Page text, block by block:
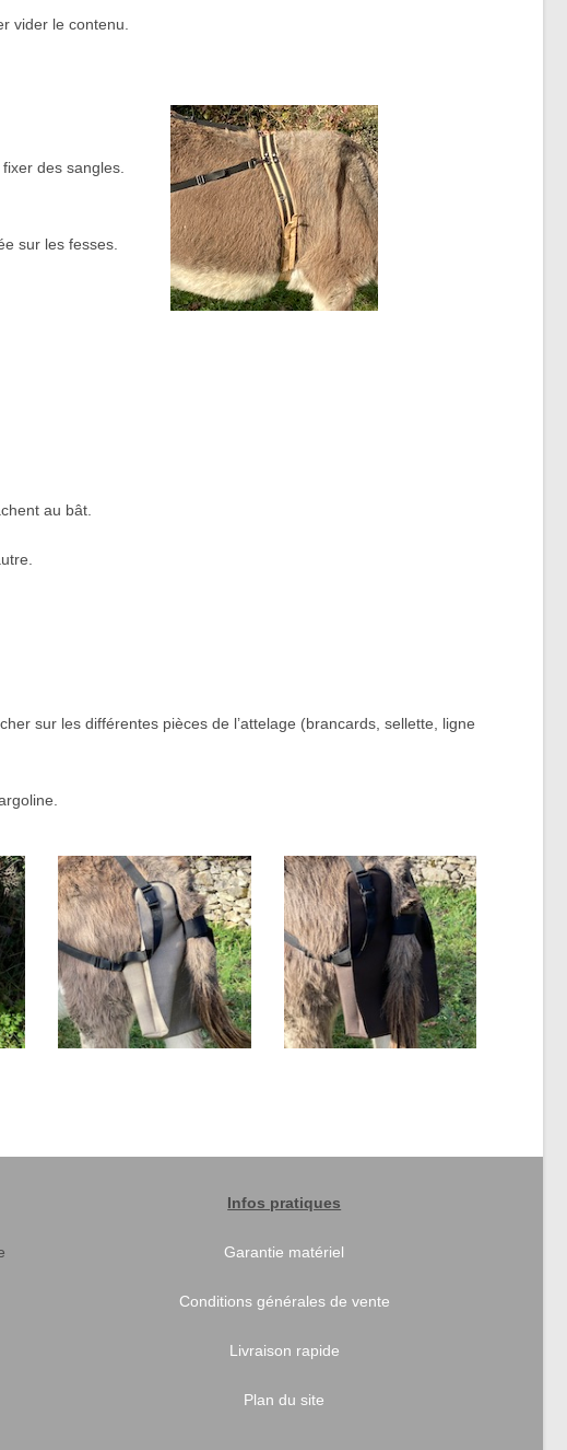
vider le contenu.
des sangles.
sur les fesses.
au bât.
sur les différentes pièces de l’attelage (brancards, sellette, ligne
Infos pratiques
Garantie matériel
Conditions générales de vente
Livraison rapide
Plan du site